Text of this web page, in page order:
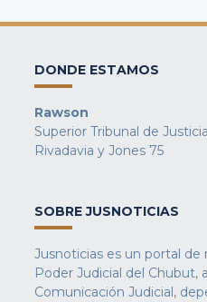
DONDE ESTAMOS
Rawson
Superior Tribunal de
Rivadavia y Jones 75
SOBRE JUSNOTICIAS
Jusnoticias es un portal de
Poder Judicial del Chubut,
Comunicación Judicial,